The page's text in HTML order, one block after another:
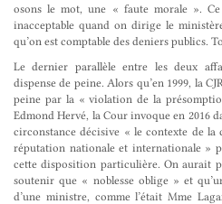
osons le mot, une « faute morale ».
inacceptable quand on dirige le
qu’on est comptable des deniers publics.
Le dernier parallèle entre les deux
dispense de peine. Alors qu’en 1999, la
peine par la « violation de la
Edmond Hervé, la Cour invoque en 2016
circonstance décisive « le contexte de
réputation nationale et internationale »
cette disposition particulière. On aurait
soutenir que « noblesse oblige » et
d’une ministre, comme l’était Mme